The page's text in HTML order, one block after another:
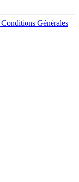
Conditions Générales